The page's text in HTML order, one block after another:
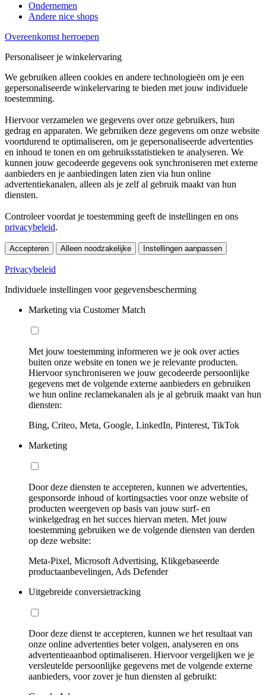
Ondernemen
Andere nice shops
Overeenkomst herroepen
Personaliseer je winkelervaring
We gebruiken alleen cookies en andere technologieën om je een
gepersonaliseerde winkelervaring te bieden met jouw individuele
toestemming.
Hiervoor verzamelen we gegevens over onze gebruikers, hun
gedrag en apparaten. We gebruiken deze gegevens om onze website
voortdurend te optimaliseren, om je gepersonaliseerde advertenties
en inhoud te tonen en om gebruiksstatistieken te analyseren. We
kunnen jouw gecodeerde gegevens ook synchroniseren met externe
aanbieders en je aanbiedingen laten zien via hun online
advertentiekanalen, alleen als je zelf al gebruik maakt van hun
diensten.
Controleer voordat je toestemming geeft de instellingen en ons
privacybeleid.
Accepteren Alleen noodzakelijke Instellingen aanpassen
Privacybeleid
Individuele instellingen voor gegevensbescherming
Marketing via Customer Match
Met jouw toestemming informeren we je ook over acties
buiten onze website en tonen we je relevante producten.
Hiervoor synchroniseren we jouw gecodeerde persoonlijke
gegevens met de volgende externe aanbieders en gebruiken
we hun online reclamekanalen als je al gebruik maakt van hun
diensten:
Bing, Criteo, Meta, Google, LinkedIn, Pinterest, TikTok
Marketing
Door deze diensten te accepteren, kunnen we advertenties,
gesponsorde inhoud of kortingsacties voor onze website of
producten weergeven op basis van jouw surf- en
winkelgedrag en het succes hiervan meten. Met jouw
toestemming gebruiken we de volgende diensten van derden
op deze website:
Meta-Pixel, Microsoft Advertising, Klikgebaseerde
productaanbevelingen, Ads Defender
Uitgebreide conversietracking
Door deze dienst te accepteren, kunnen we het resultaat van
onze online advertenties beter volgen, analyseren en ons
advertentieaanbod optimaliseren. Hiervoor vergelijken we je
versleutelde persoonlijke gegevens met de volgende externe
aanbieders, voor zover je hun diensten al gebruikt: